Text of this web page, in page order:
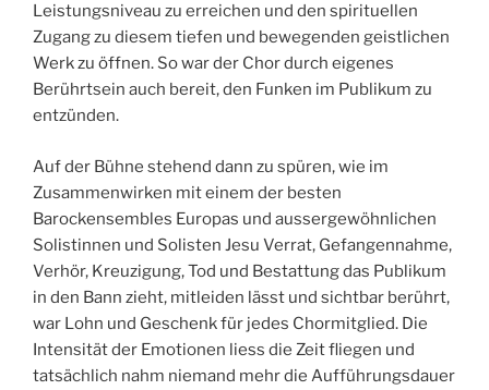
Leistungsniveau zu erreichen und den spirituellen
Zugang zu diesem tiefen und bewegenden geist­lichen
Werk zu öffnen. So war der Chor durch eigenes
Berührtsein auch bereit, den Funken im Publikum zu
entzünden.
Auf der Bühne stehend dann zu spüren, wie im
Zusammenwirken mit einem der besten
Barockensembles Europas und aussergewöhnlichen
Solistinnen und Solisten Jesu Verrat, Gefangennahme,
Verhör, Kreuzigung, Tod und Bestattung das Publikum
in den Bann zieht, mitleiden lässt und sicht­bar berührt,
war Lohn und Geschenk für jedes Chormitglied. Die
Intensität der Emotionen liess die Zeit fliegen und
tatsächlich nahm niemand mehr die Aufführungsdauer